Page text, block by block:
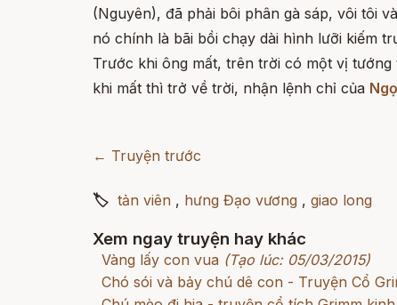
(Nguyên), đã phải bôi phân gà sáp, vôi tôi
nó chính là bãi bồi chạy dài hình lưỡi kiếm
Trước khi ông mất, trên trời có một vị
khi mất thì trở về trời, nhận lệnh chỉ của
← Truyện trước
🏷 tản viên , hưng Đạo vương , giao long
Xem ngay truyện hay khác
Vàng lấy con vua (Tạo lúc: 05/03/2015)
Chó sói và bảy chú dê con - Truyện Cổ